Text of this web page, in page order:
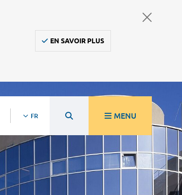
EN SAVOIR PLUS
FR MENU